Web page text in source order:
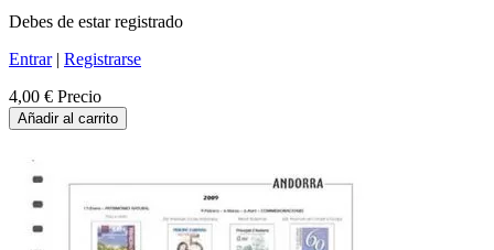
Debes de estar registrado
Entrar| Registrarse
4,00 € Precio
Añadir al carrito